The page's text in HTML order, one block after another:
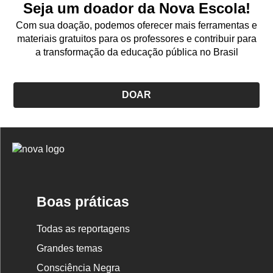
Seja um doador da Nova Escola!
Com sua doação, podemos oferecer mais ferramentas e
materiais gratuitos para os professores e contribuir para
a transformação da educação pública no Brasil
DOAR
Logo
Boas práticas
Todas as reportagens
Grandes temas
Consciência Negra